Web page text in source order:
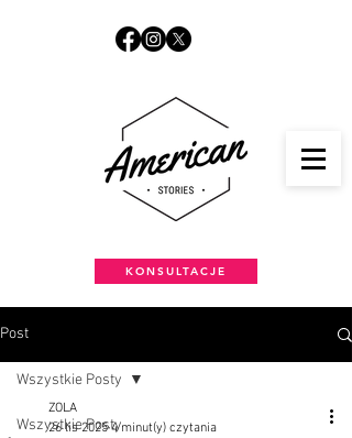
KONSULTACJE
Post
Wszystkie Posty
Wszystkie Posty
ZOLA
26 lis 2025 4 minut(y) czytania